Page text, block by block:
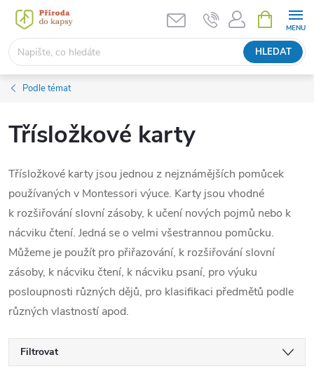
Přejít
obsah
HLEDAT
NÁKUPNÍ
KOŠÍK
Podle témat
Třísložkové karty
Třísložkové karty jsou jednou z nejznámějších pomůcek
používaných v Montessori výuce. Karty jsou vhodné
k rozšiřování slovní zásoby, k učení nových pojmů nebo k
nácviku čtení. Jedná se o velmi všestrannou pomůcku.
Můžeme je použít pro přiřazování, k rozšiřování slovní
zásoby, k nácviku čtení, k nácviku psaní, pro výuku
posloupnosti různých dějů, pro klasifikaci předmětů podle
různých vlastností apod.
Filtrovat